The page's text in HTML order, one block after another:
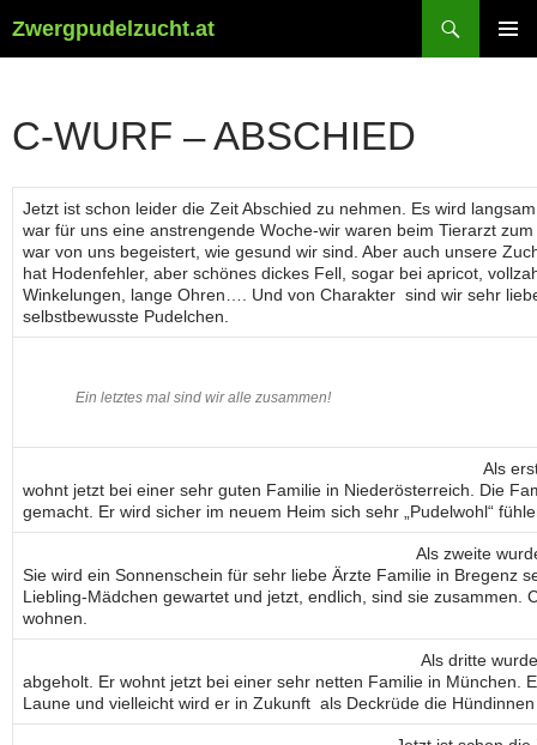
Zwergpudelzucht.at
C-WURF – ABSCHIED
Jetzt ist schon leider die Zeit Abschied zu nehmen. Es wird
war für uns eine anstrengende Woche-wir waren beim Tierarzt
war von uns begeistert, wie gesund wir sind. Aber auch unsere
hat Hodenfehler, aber schönes dickes Fell, sogar bei apricot,
Winkelungen, lange Ohren…. Und von Charakter sind wir sehr
selbstbewusste Pudelchen.
Ein letztes mal sind wir alle zusammen!
Als
wohnt jetzt bei einer sehr guten Familie in Niederösterreich. Die
gemacht. Er wird sicher im neuem Heim sich sehr „Pudelwohl“
Als zweite
Sie wird ein Sonnenschein für sehr liebe Ärzte Familie in Bregenz
Liebling-Mädchen gewartet und jetzt, endlich, sind sie zusammen.
wohnen.
Als dritte
abgeholt. Er wohnt jetzt bei einer sehr netten Familie in München.
Laune und vielleicht wird er in Zukunft als Deckrüde die